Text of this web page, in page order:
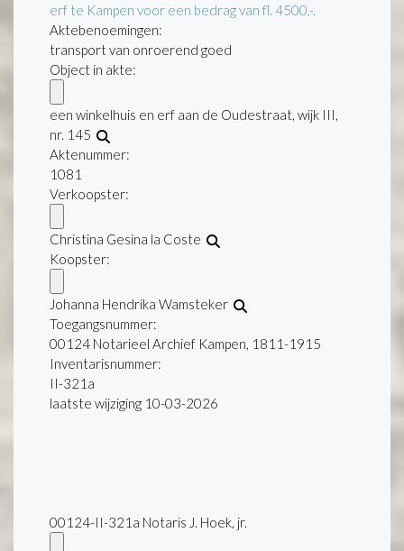
erf te Kampen voor een bedrag van fl. 4500,-.
Aktebenoemingen:
transport van onroerend goed
Object in akte:
een winkelhuis en erf aan de Oudestraat, wijk III,
nr. 145
Aktenummer:
1081
Verkoopster:
Christina Gesina la Coste
Koopster:
Johanna Hendrika Wamsteker
Toegangsnummer:
00124 Notarieel Archief Kampen, 1811-1915
Inventarisnummer:
II-321a
laatste wijziging 10-03-2026
00124-II-321a Notaris J. Hoek, jr.